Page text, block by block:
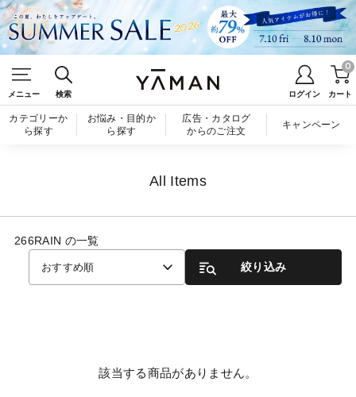
メニュー 検索 ログイン カート
0
カテゴリーか
ら探す
お悩み・目的か
ら探す
広告・カタログ
からのご注文
キャンペーン
All Items
266RAIN の一覧
おすすめ順 絞り込み
該当する商品がありません。